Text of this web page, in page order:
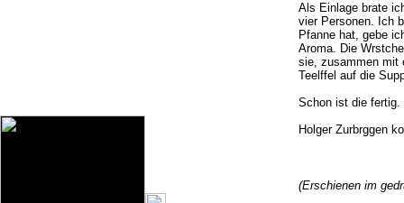
Als Einlage brate
vier Personen. Ich
Pfanne hat, gebe
Aroma. Die
sie, zusammen mit
Teelffel auf die
Schon ist die fertig.
Holger Zurbrggen
(Erschienen im